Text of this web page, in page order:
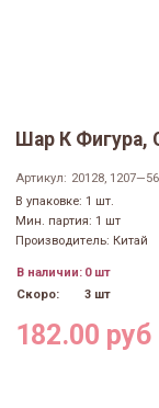
Шар К Фигура,
Артикул: 20128,
В упаковке: 1 шт.
Мин. партия: 1 шт
Производитель: Китай
В наличии: 0 шт
Скоро:
3 шт
182.00 руб